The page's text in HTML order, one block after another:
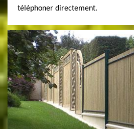
téléphoner directement.